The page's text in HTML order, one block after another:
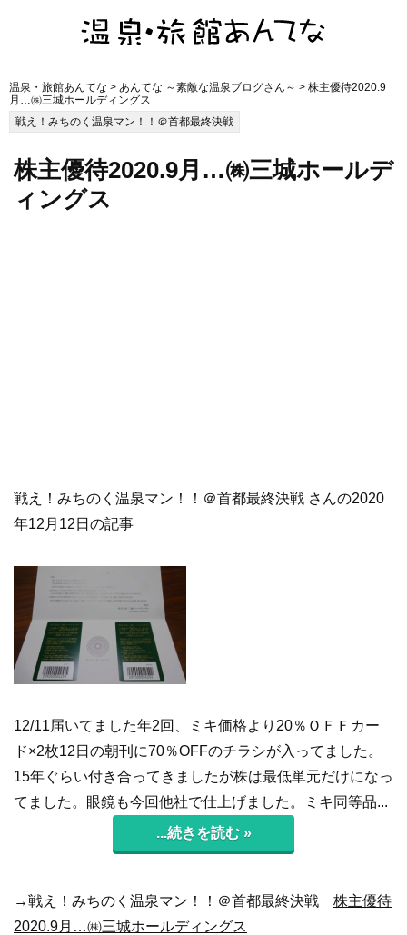
温泉・旅館あんてな > あんてな ～素敵な温泉ブログさん～ > 株主優待2020.9
月…㈱三城ホールディングス
戦え！みちのく温泉マン！！＠首都最終決戦
株主優待2020.9月…㈱三城ホールデ
ィングス
戦え！みちのく温泉マン！！＠首都最終決戦 さんの2020
年12月12日の記事
12/11届いてました年2回、ミキ価格より20％ＯＦＦカー
ド×2枚12日の朝刊に70％OFFのチラシが入ってました。
15年ぐらい付き合ってきましたが株は最低単元だけになっ
てました。眼鏡も今回他社で仕上げました。ミキ同等品...
...続きを読む »
→戦え！みちのく温泉マン！！＠首都最終決戦 株主優待
2020.9月…㈱三城ホールディングス